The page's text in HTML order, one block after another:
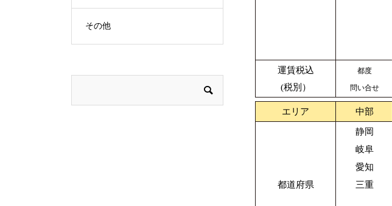
運賃税込
(税別）
都度
問い合せ
エリア 中部
都道府県
静岡
岐阜
愛知
三重
その他